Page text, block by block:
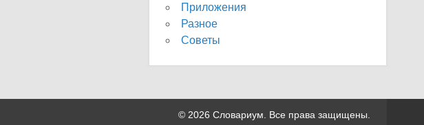
Приложения
Разное
Советы
© 2026 Словариум. Все права защищены.